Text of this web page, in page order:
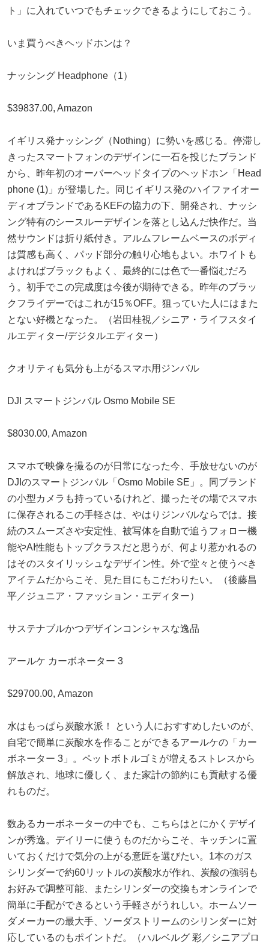
ト」に入れていつでもチェックできるようにしておこう。
いま買うべきヘッドホンは？
ナッシング Headphone（1）
$39837.00, Amazon
イギリス発ナッシング（Nothing）に勢いを感じる。停滞し
きったスマートフォンのデザインに一石を投じたブランド
から、昨年初のオーバーヘッドタイプのヘッドホン「Head
phone (1)」が登場した。同じイギリス発のハイファイオー
ディオブランドであるKEFの協力の下、開発され、ナッシ
ング特有のシースルーデザインを落とし込んだ快作だ。当
然サウンドは折り紙付き。アルムフレームベースのボディ
は質感も高く、パッド部分の触り心地もよい。ホワイトも
よければブラックもよく、最終的には色で一番悩むだろ
う。初手でこの完成度は今後が期待できる。昨年のブラッ
クフライデーではこれが15％OFF。狙っていた人にはまた
とない好機となった。（岩田桂視／シニア・ライフスタイ
ルエディター/デジタルエディター）
クオリティも気分も上がるスマホ用ジンバル
DJI スマートジンバル Osmo Mobile SE
$8030.00, Amazon
スマホで映像を撮るのが日常になった今、手放せないのが
DJIのスマートジンバル「Osmo Mobile SE」。同ブランド
の小型カメラも持っているけれど、撮ったその場でスマホ
に保存されるこの手軽さは、やはりジンバルならでは。接
続のスムーズさや安定性、被写体を自動で追うフォロー機
能やAI性能もトップクラスだと思うが、何より惹かれるの
はそのスタイリッシュなデザイン性。外で堂々と使うべき
アイテムだからこそ、見た目にもこだわりたい。（後藤昌
平／ジュニア・ファッション・エディター）
サステナブルかつデザインコンシャスな逸品
アールケ カーボネーター 3
$29700.00, Amazon
水はもっぱら炭酸水派！ という人におすすめしたいのが、
自宅で簡単に炭酸水を作ることができるアールケの「カー
ボネーター 3」。ペットボトルゴミが増えるストレスから
解放され、地球に優しく、また家計の節約にも貢献する優
れものだ。
数あるカーボネーターの中でも、こちらはとにかくデザイ
ンが秀逸。デイリーに使うものだからこそ、キッチンに置
いておくだけで気分の上がる意匠を選びたい。1本のガス
シリンダーで約60リットルの炭酸水が作れ、炭酸の強弱も
お好みで調整可能、またシリンダーの交換もオンラインで
簡単に手配ができるという手軽さがうれしい。ホームソー
ダメーカーの最大手、ソーダストリームのシリンダーに対
応しているのもポイントだ。（ハルベルグ 彩／シニアプロ